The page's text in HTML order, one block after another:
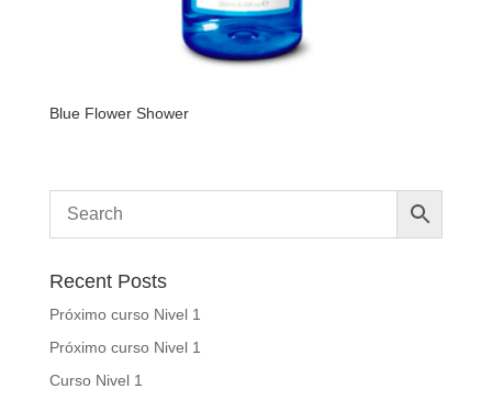
Blue Flower Shower
Recent Posts
Próximo curso Nivel 1
Próximo curso Nivel 1
Curso Nivel 1